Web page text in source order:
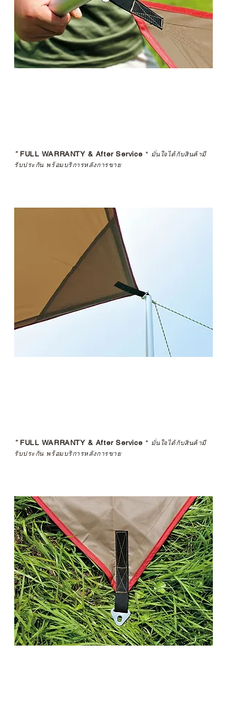
*FULL WARRANTY & After Service * มั่นใจได้กับสินค้ามี
รับประกัน พร้อมบริการหลังการขาย
*FULL WARRANTY & After Service * มั่นใจได้กับสินค้ามี
รับประกัน พร้อมบริการหลังการขาย